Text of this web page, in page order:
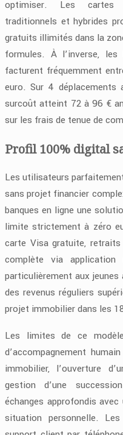
optimiser. Les cartes
traditionnels et hybrides
gratuits illimités dans la
formules. À l’inverse, les
facturent fréquemment
euro. Sur 4 déplacements
surcoût atteint 72 à 96 €
sur les frais de tenue de
Profil 100% digital
Les utilisateurs
sans projet financier
banques en ligne une
limite strictement à zéro
carte Visa gratuite,
complète via
particulièrement aux jeunes
des revenus réguliers
projet immobilier dans les
Les limites de ce
d’accompagnement
immobilier, l’ouverture
gestion d’une
échanges approfondis
situation personnelle.